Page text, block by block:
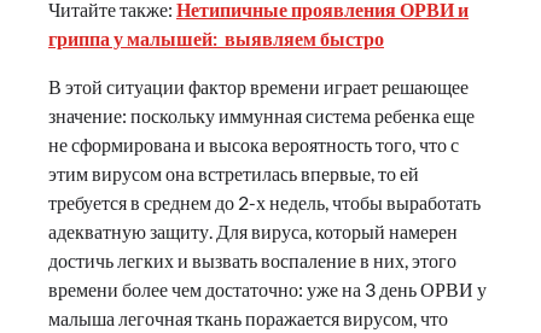
Читайте также: Нетипичные проявления ОРВИ и
гриппа у малышей: выявляем быстро
В этой ситуации фактор времени играет решающее
значение: поскольку иммунная система ребенка еще
не сформирована и высока вероятность того, что с
этим вирусом она встретилась впервые, то ей
требуется в среднем до 2-х недель, чтобы выработать
адекватную защиту. Для вируса, который намерен
достичь легких и вызвать воспаление в них, этого
времени более чем достаточно: уже на 3 день ОРВИ у
малыша легочная ткань поражается вирусом, что